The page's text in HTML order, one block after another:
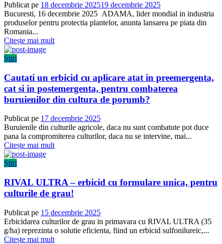
Publicat pe 18 decembrie 202519 decembrie 2025
Bucuresti, 16 decembrie 2025 ADAMA, lider mondial in industria
produselor pentru protectia plantelor, anunta lansarea pe piata din
Romania...
Citește mai mult
Știri
Cautati un erbicid cu aplicare atat in preemergenta,
cat si in postemergenta, pentru combaterea
buruienilor din cultura de porumb?
Publicat pe 17 decembrie 2025
Buruienile din culturile agricole, daca nu sunt combatute pot duce
pana la compromiterea culturilor, daca nu se intervine, mai...
Citește mai mult
Știri
RIVAL ULTRA – erbicid cu formulare unica, pentru
culturile de grau!
Publicat pe 15 decembrie 2025
Erbicidarea culturilor de grau in primavara cu RIVAL ULTRA (35
g/ha) reprezinta o solutie eficienta, fiind un erbicid sulfonilureic,...
Citește mai mult